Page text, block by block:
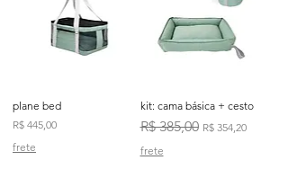
plane bed
Preço
R$ 445,00
frete
kit: cama básica + cesto
Preço normal
R$ 385,00 Preço promocional
R$ 354,20
frete